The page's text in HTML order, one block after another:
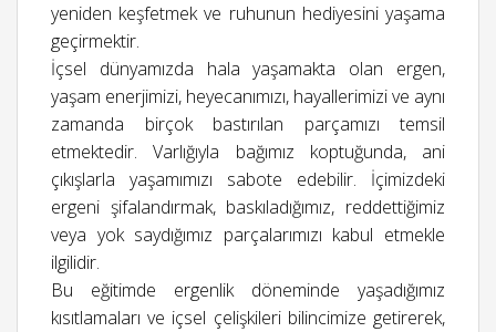
yeniden keşfetmek ve ruhunun hediyesini yaşama
geçirmektir.
İçsel dünyamızda hala yaşamakta olan ergen,
yaşam enerjimizi, heyecanımızı, hayallerimizi ve aynı
zamanda birçok bastırılan parçamızı temsil
etmektedir. Varlığıyla bağımız koptuğunda, ani
çıkışlarla yaşamımızı sabote edebilir. İçimizdeki
ergeni şifalandırmak, baskıladığımız, reddettiğimiz
veya yok saydığımız parçalarımızı kabul etmekle
ilgilidir.
Bu eğitimde ergenlik döneminde yaşadığımız
kısıtlamaları ve içsel çelişkileri bilincimize getirerek,